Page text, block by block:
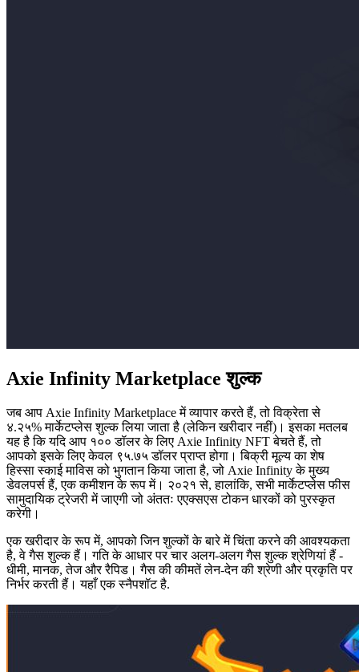
Axie Infinity Marketplace शुल्क
जब आप Axie Infinity Marketplace में व्यापार करते हैं, तो विक्रेता से
४.२५% मार्केटप्लेस शुल्क लिया जाता है (लेकिन खरीदार नहीं)। इसका मतलब
यह है कि यदि आप १०० डॉलर के लिए Axie Infinity NFT बेचते हैं, तो
आपको इसके लिए केवल ९५.७५ डॉलर प्राप्त होगा। बिक्री मूल्य का शेष
हिस्सा स्काई माविस को भुगतान किया जाता है, जो Axie Infinity के मुख्य
डेवलपर्स हैं, एक कमीशन के रूप में। २०२१ से, हालांकि, सभी मार्केटप्लेस फीस
सामुदायिक ट्रेजरी में जाएगी जो अंततः एएक्सएस टोकन धारकों को पुरस्कृत
करेगी।
एक खरीदार के रूप में, आपको जिन शुल्कों के बारे में चिंता करने की आवश्यकता
है, वे गैस शुल्क हैं। गति के आधार पर चार अलग-अलग गैस शुल्क श्रेणियां हैं -
धीमी, मानक, तेज और रैपिड। गैस की कीमतें लेन-देन की श्रेणी और प्रकृति पर
निर्भर करती हैं। यहाँ एक स्नैपशॉट है.